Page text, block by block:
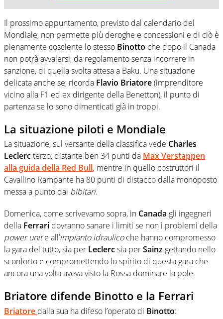
Il prossimo appuntamento, previsto dal calendario del
Mondiale, non permette più deroghe e concessioni e di ciò è
pienamente cosciente lo stesso Binotto che dopo il Canada
non potrà avvalersi, da regolamento senza incorrere in
sanzione, di quella svolta attesa a Baku. Una situazione
delicata anche se, ricorda Flavio Briatore(imprenditore
vicino alla F1 ed ex dirigente della Benetton), il punto di
partenza se lo sono dimenticati già in troppi.
La situazione piloti e Mondiale
La situazione, sul versante della classifica vede Charles
Leclercterzo, distante ben 34 punti da MaxVerstappen
alla guida della Red Bull, mentre in quello costruttori il
Cavallino Rampante ha 80 punti di distacco dalla monoposto
messa a punto dai bibitari.
Domenica, come scrivevamo sopra, in Canada gli ingegneri
della Ferrari dovranno sanare i limiti se non i problemi della
power unite all’impianto idraulicoche hanno compromesso
la gara del tutto, sia per Leclercsia perSainz gettando nello
sconforto e compromettendo lo spirito di questa gara che
ancora una volta aveva visto la Rossa dominare la pole.
Briatore difende Binotto e la Ferrari
Briatore dalla sua ha difeso l’operato di Binotto: